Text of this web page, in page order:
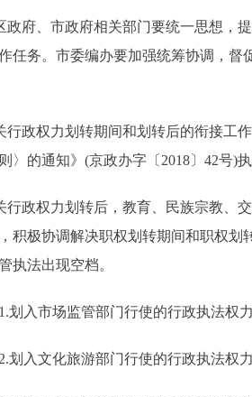
、市政府相关部门要统一思想，提
任务。市委编办要加强统筹协调，
权力划转期间和划转后的衔接工作
〉的通知》(京政办字〔2018〕42号)执
权力划转后，教育、民族宗教、交
积极协调解决职权划转期间和职权
执法出现空档。
入市场监管部门行使的行政执法权
旅游部门行使的行政执法权力